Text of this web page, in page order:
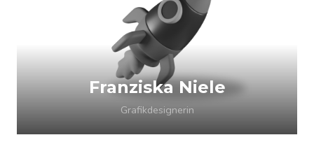
Franziska Niele
Grafikdesignerin